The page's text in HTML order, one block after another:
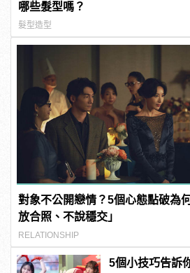
哪些髮型嗎？
髮型造型
對象不公開戀情？5個心態點破為
放合照、不說穩交」
RELATIONSHIP
5個小技巧告訴